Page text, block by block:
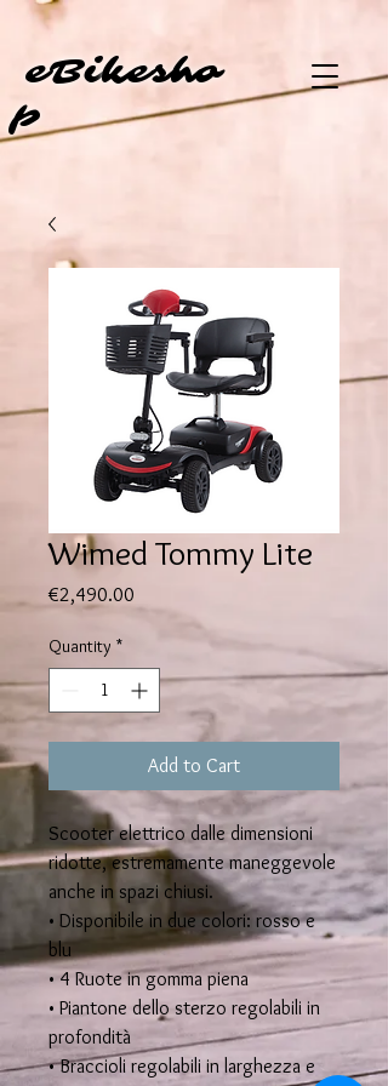
eBikesho
p
Wimed Tommy Lite
€2,490.00
Quantity *
Add to Cart
Scooter elettrico dalle dimensioni
ridotte, estremamente maneggevole
anche in spazi chiusi.
• Disponibile in due colori: rosso e
blu
• 4 Ruote in gomma piena
• Piantone dello sterzo regolabili in
profondità
• Braccioli regolabili in larghezza e